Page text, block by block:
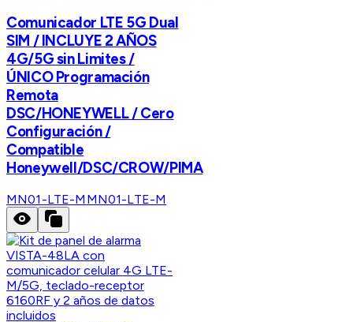
Comunicador LTE 5G Dual
SIM / INCLUYE 2 AÑOS
4G/5G sin Limites /
ÚNICO Programación
Remota
DSC/HONEYWELL / Cero
Configuración /
Compatible
Honeywell/DSC/CROW/PIMA
MN01-LTE-M MN01-LTE-M